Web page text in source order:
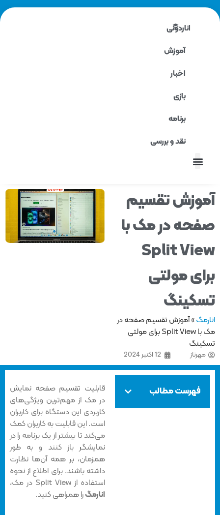
اناردونی
آموزش
برنامه
نقد و بررسی
تقسیم
در مک با
Split
مولتی
»آموزش تقسیم صفحه در
مک با Split View برای مولتی
مهرناز 12 اکتبر 2024
فهرست مطالب
قابلیت تقسیم صفحه نمایش
در مک از مهم‌ترین ویژگی‌های
کاربردی این دستگاه برای کاربران
است. این قابلیت به کاربران کمک
می‌کند تا بیشتر از یک برنامه را در
نمایشگر باز کنند و به طور
همزمان، بر همه آن‌ها نظارت
داشته باشند. برای اطلاع از نحوه
استفاده از Split View در مک،
انارمگرا همراهی کنید.